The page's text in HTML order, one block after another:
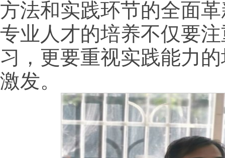
方法和实践环节的全面
专业人才的培养不仅要
习，更要重视实践能力
激发。